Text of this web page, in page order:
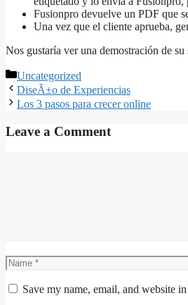
Fusionpro devuelve un PDF que
Una vez que el cliente aprueba,
Nos gustaría ver una demostración de su
Categories
Uncategorized
DiseÃ±o de Experiencias
Los 3 pasos para crecer online
Leave a Comment
Name
Save my name, email, and website